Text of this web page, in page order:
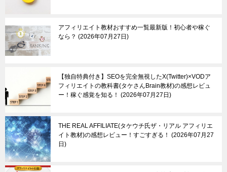
アフィリエイト教材おすすめ一覧最新版！初心者や稼ぐ
なら？
2026年07月27日
【独自特典付き】SEOを完全無視したX(Twitter)×VODア
フィリエイトの教科書(タケさんBrain教材)の感想レビュ
ー！稼ぐ感覚を知る！
2026年07月27日
THE REAL AFFILIATE(タケウチ氏ザ・リアル アフィリエ
イト教材)の感想レビュー！すごすぎる！
2026年07月27
日